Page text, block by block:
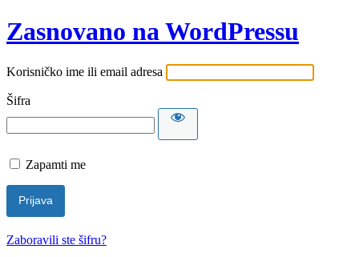
Zasnovano na WordPressu
Korisničko ime ili email adresa
Šifra
Zapamti me
Zaboravili ste šifru?